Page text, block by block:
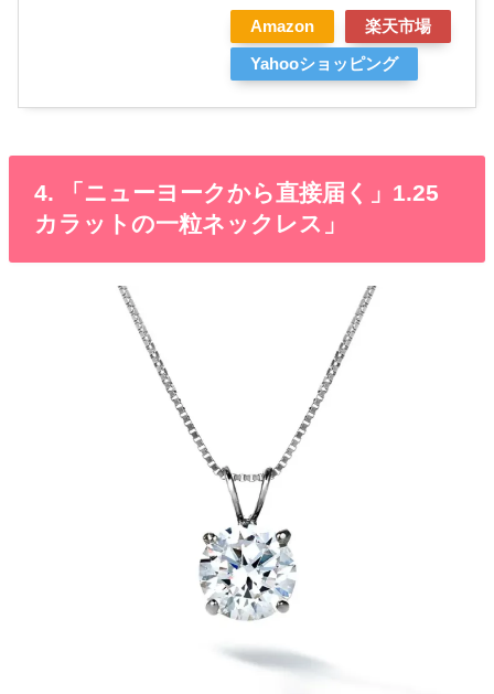
Amazon 楽天市場
Yahooショッピング
4. 「ニューヨークから直接届く」1.25
カラットの一粒ネックレス」